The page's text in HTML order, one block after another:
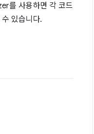
를 사용하면 각 코드
있습니다.